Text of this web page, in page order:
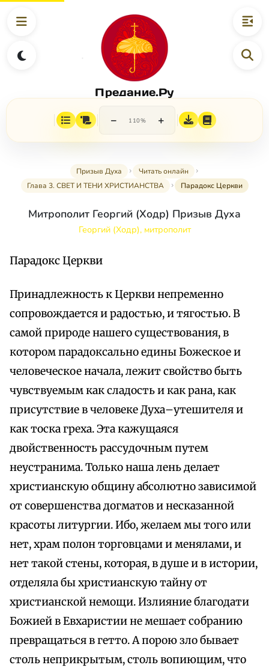
Предание.Ру
− 110% +
Призыв Духа
Читать онлайн
Глава 3. СВЕТ И ТЕНИ ХРИСТИАНСТВА
Парадокс Церкви
Митрополит Георгий (Ходр) Призыв Духа
Георгий (Ходр), митрополит
Парадокс Церкви
Принадлежность к Церкви непременно
сопровождается и радостью, и тягостью. В
самой природе нашего существования, в
котором парадоксально едины Божеское и
человеческое начала, лежит свойство быть
чувствуемым как сладость и как рана, как
присутствие в человеке Духа–утешителя и
как тоска греха. Эта кажущаяся
двойственность рассудочным путем
неустранима. Только наша лень делает
христианскую общину абсолютно зависимой
от совершенства догматов и несказанной
красоты литургии. Ибо, желаем мы того или
нет, храм полон торговцами и менялами, и
нет такой стены, которая, в душе и в истории,
отделяла бы христианскую тайну от
христианской немощи. Излияние благодати
Божией в Евхаристии не мешает собранию
превращаться в гетто. А порою зло бывает
столь неприкрытым, столь вопиющим, что